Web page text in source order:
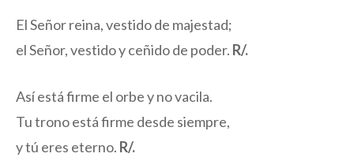
El Señor reina, vestido de majestad;
el Señor, vestido y ceñido de poder. R/.
Así está firme el orbe y no vacila.
Tu trono está firme desde siempre,
y tú eres eterno. R/.